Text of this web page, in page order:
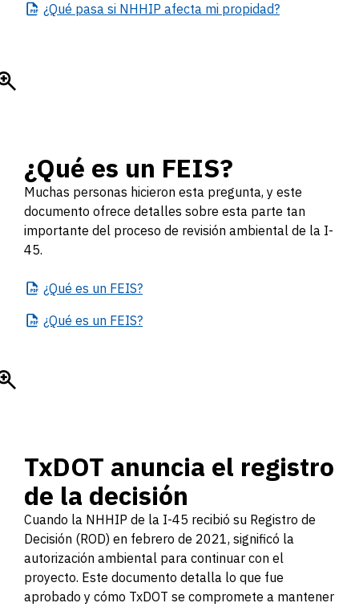
¿Qué pasa si NHHIP afecta mi propidad?
¿Qué es un FEIS?
Muchas personas hicieron esta pregunta, y este
documento ofrece detalles sobre esta parte tan
importante del proceso de revisión ambiental de la I-
45.
¿Qué es un FEIS?
¿Qué es un FEIS?
TxDOT anuncia el registro
de la decisión
Cuando la NHHIP de la I-45 recibió su Registro de
Decisión (ROD) en febrero de 2021, significó la
autorización ambiental para continuar con el
proyecto. Este documento detalla lo que fue
aprobado y cómo TxDOT se compromete a mantener